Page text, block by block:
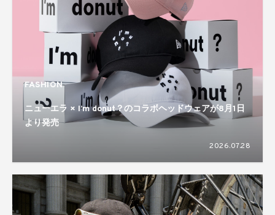
FASHION
ニューエラ × I’m donut？のコラボヘッドウェアが8月1日
より発売
2026.07.28